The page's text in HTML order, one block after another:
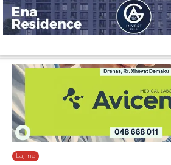
Lajme